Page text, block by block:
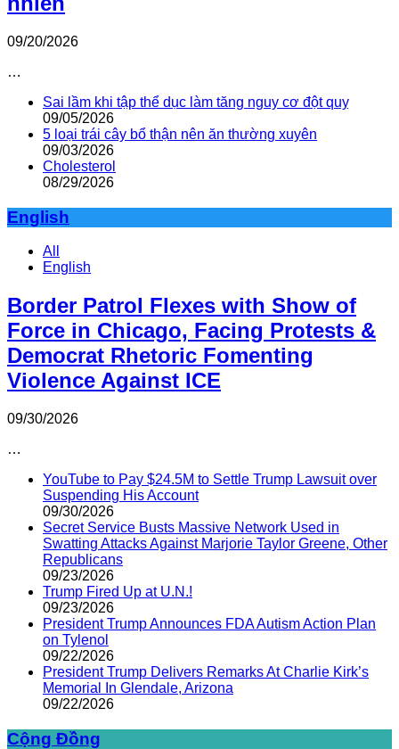
09/20/2026
…
Sai lầm khi tập thể dục làm tăng nguy cơ đột quỵ
09/05/2026
5 loại trái cây bổ thận nên ăn thường xuyên
09/03/2026
Cholesterol
08/29/2026
English
All
English
Border Patrol Flexes with Show of
Force in Chicago, Facing Protests &
Democrat Rhetoric Fomenting
Violence Against ICE
09/30/2026
…
YouTube to Pay $24.5M to Settle Trump Lawsuit over
Suspending His Account
09/30/2026
Secret Service Busts Massive Network Used in
Swatting Attacks Against Marjorie Taylor Greene, Other
Republicans
09/23/2026
Trump Fired Up at U.N.!
09/23/2026
President Trump Announces FDA Autism Action Plan
on Tylenol
09/22/2026
President Trump Delivers Remarks At Charlie Kirk’s
Memorial In Glendale, Arizona
09/22/2026
Cộng Đồng